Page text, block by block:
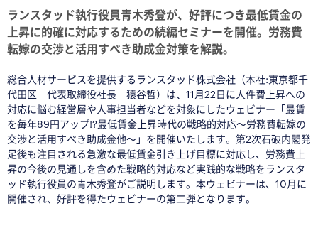
ランスタッド執行役員青木秀登が、好評につき最低賃金の
上昇に的確に対応するための続編セミナーを開催。労務費
転嫁の交渉と活用すべき助成金対策を解説。
総合人材サービスを提供するランスタッド株式会社（本社:東京都千
代田区 代表取締役社長 猿谷哲）は、11月22日に人件費上昇への
対応に悩む経営層や人事担当者などを対象にしたウェビナー「最賃
を毎年89円アップ!?最低賃金上昇時代の戦略的対応〜労務費転嫁の
交渉と活用すべき助成金他〜」を開催いたします。第2次石破内閣発
足後も注目される急激な最低賃金引き上げ目標に対応し、労務費上
昇の今後の見通しを含めた戦略的対応など実践的な戦略をランスタ
ッド執行役員の青木秀登がご説明します。本ウェビナーは、10月に
開催され、好評を得たウェビナーの第二弾となります。